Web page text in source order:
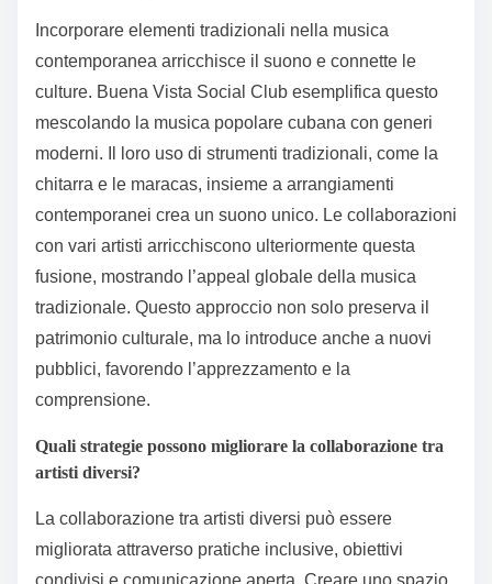
Incorporare elementi tradizionali nella musica
contemporanea arricchisce il suono e connette le
culture. Buena Vista Social Club esemplifica questo
mescolando la musica popolare cubana con generi
moderni. Il loro uso di strumenti tradizionali, come la
chitarra e le maracas, insieme a arrangiamenti
contemporanei crea un suono unico. Le collaborazioni
con vari artisti arricchiscono ulteriormente questa
fusione, mostrando l’appeal globale della musica
tradizionale. Questo approccio non solo preserva il
patrimonio culturale, ma lo introduce anche a nuovi
pubblici, favorendo l’apprezzamento e la
comprensione.
Quali strategie possono migliorare la collaborazione tra
artisti diversi?
La collaborazione tra artisti diversi può essere
migliorata attraverso pratiche inclusive, obiettivi